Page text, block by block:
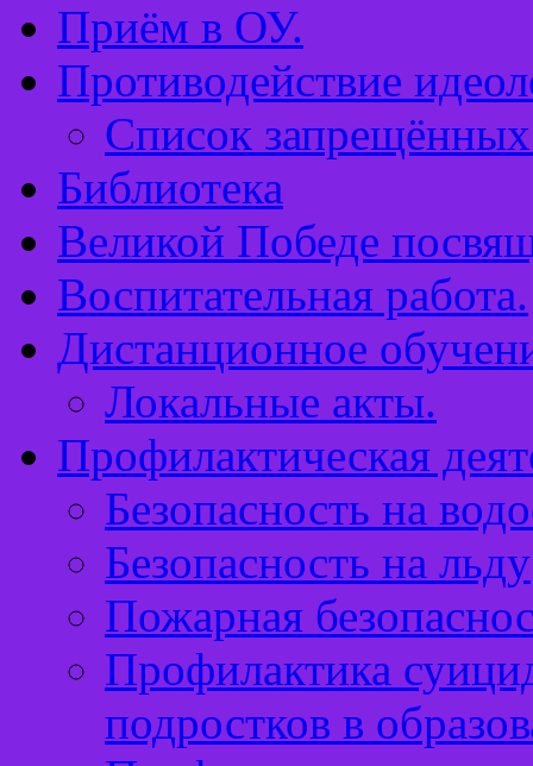
Приём в ОУ.
Противодействие
Список запрещённых
Библиотека
Великой Победе
Воспитательная работа.
Дистанционное
Локальные акты.
Профилактическая
Безопасность на
Безопасность на льду
Пожарная
Профилактика
подростков в